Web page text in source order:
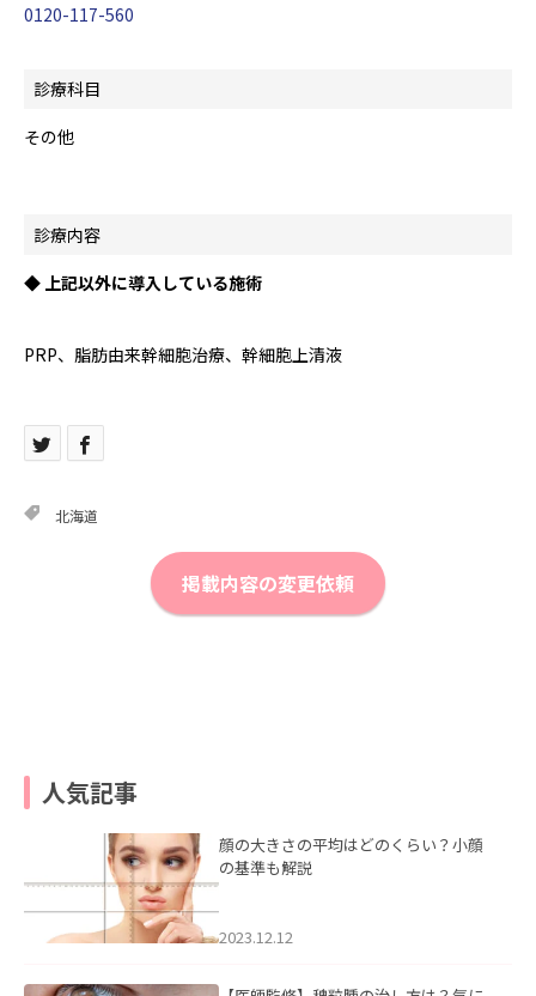
0120-117-560
診療科目
その他
診療内容
◆ 上記以外に導入している施術
PRP、脂肪由来幹細胞治療、幹細胞上清液
北海道
掲載内容の変更依頼
人気記事
顔の大きさの平均はどのくらい？小顔
の基準も解説
2023.12.12